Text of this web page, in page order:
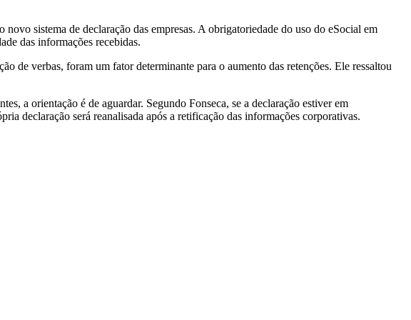
sistema de declaração das empresas. A obrigatoriedade do uso do eSocial em
das informações recebidas.
de verbas, foram um fator determinante para o aumento das retenções. Ele ressaltou
a orientação é de aguardar. Segundo Fonseca, se a declaração estiver em
declaração será reanalisada após a retificação das informações corporativas.